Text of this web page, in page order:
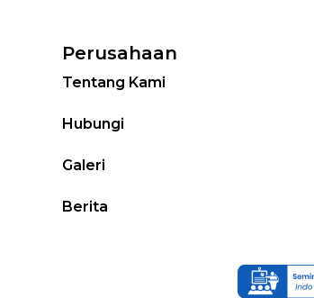
Perusahaan
Tentang Kami
Hubungi
Galeri
Berita